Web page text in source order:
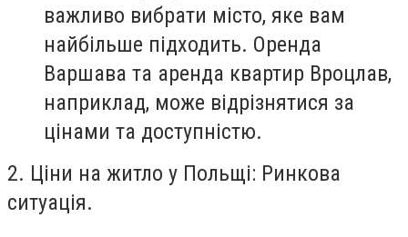
важливо вибрати місто, яке вам
найбільше підходить. Оренда
Варшава та аренда квартир Вроцлав,
наприклад, може відрізнятися за
цінами та доступністю.
2. Ціни на житло у Польщі: Ринкова
ситуація.